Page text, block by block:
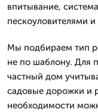
впитывание,
пескоуловителями
Мы подбираем тип
не по шаблону. Для
частный дом
садовые дорожки и
необходимости